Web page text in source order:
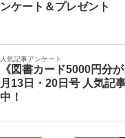
ンケート＆プレゼント
人気記事アンケート
《図書カード5000円分
月13日・20日号 人気記
中！